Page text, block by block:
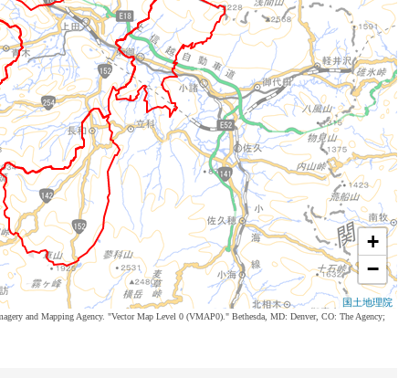
+
−
国土地理院
and Mapping Agency. "Vector Map Level 0 (VMAP0)." Bethesda, MD: Denver, CO: The Agency;